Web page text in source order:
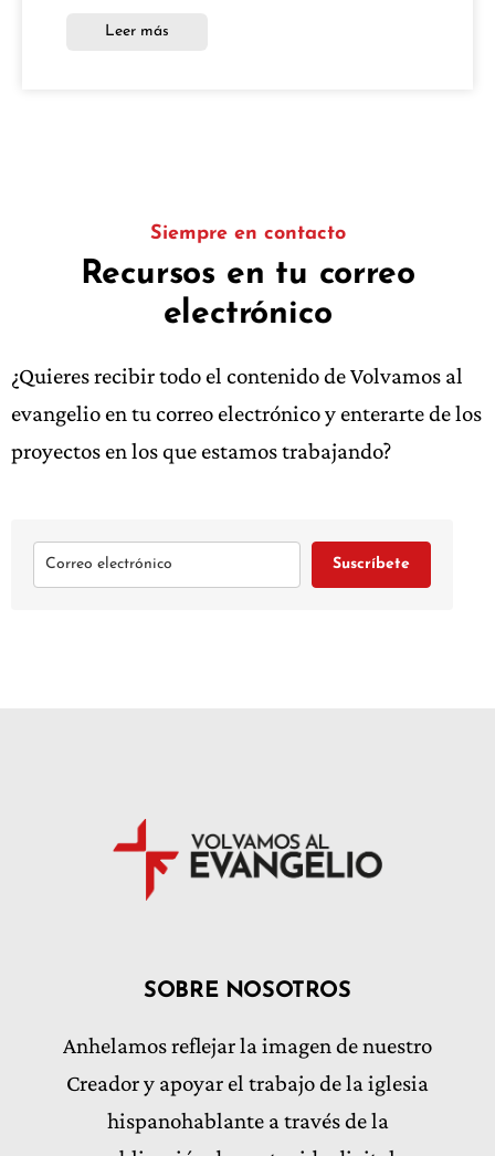
Leer más
Siempre en contacto
Recursos en tu correo
electrónico
¿Quieres recibir todo el contenido de Volvamos al
evangelio en tu correo electrónico y enterarte de los
proyectos en los que estamos trabajando?
Suscríbete
SOBRE NOSOTROS
Anhelamos reflejar la imagen de nuestro
Creador y apoyar el trabajo de la iglesia
hispanohablante a través de la